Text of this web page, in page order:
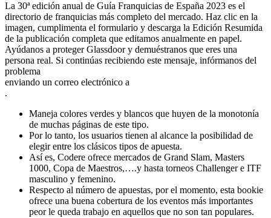
La 30ª edición anual de Guía Franquicias de España 2023 es el
directorio de franquicias más completo del mercado. Haz clic en la
imagen, cumplimenta el formulario y descarga la Edición Resumida
de la publicación completa que editamos anualmente en papel.
Ayúdanos a proteger Glassdoor y demuéstranos que eres una
persona real. Si continúas recibiendo este mensaje, infórmanos del
problema
enviando un correo electrónico a
.
Maneja colores verdes y blancos que huyen de la monotonía
de muchas páginas de este tipo.
Por lo tanto, los usuarios tienen al alcance la posibilidad de
elegir entre los clásicos tipos de apuesta.
Así es, Codere ofrece mercados de Grand Slam, Masters
1000, Copa de Maestros,….y hasta torneos Challenger e ITF
masculino y femenino.
Respecto al número de apuestas, por el momento, esta bookie
ofrece una buena cobertura de los eventos más importantes
peor le queda trabajo en aquellos que no son tan populares.